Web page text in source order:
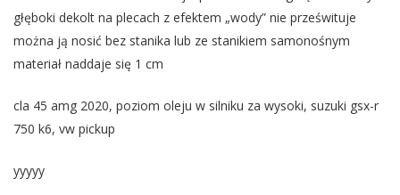
głęboki dekolt na plecach z efektem „wody” nie prześwituje
można ją nosić bez stanika lub ze stanikiem samonośnym
materiał naddaje się 1 cm
cla 45 amg 2020, poziom oleju w silniku za wysoki, suzuki gsx-r
750 k6, vw pickup
yyyyy